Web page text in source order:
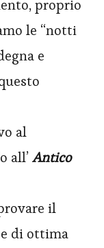
proprio
le “notti
e
al
all’Antico
il
di ottima